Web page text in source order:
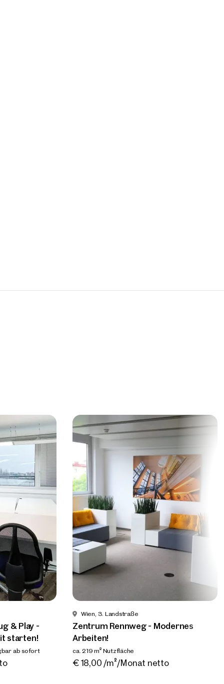
im
Wien, 3. Landstraße
Zentrum Rennweg | Plug & Play -
Einziehen und die Arbeit starten!
ca. 369 m² Nutzfläche Verfügbar ab sofort
€ 16,73 /m²/Monat netto
& Play -
starten!
ab sofort
Wien, 3. Landstraße
Zentrum Rennweg - Modernes
Arbeiten!
ca. 219 m² Nutzfläche
Verfügbar Nach Vereinbarung
€ 18,00 /m²/Monat netto